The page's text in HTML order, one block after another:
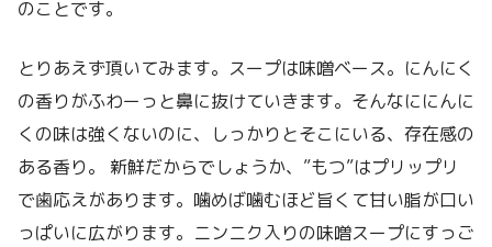
のことです。
とりあえず頂いてみます。スープは味噌ベース。にんにく
の香りがふわーっと鼻に抜けていきます。そんなににんに
くの味は強くないのに、しっかりとそこにいる、存在感の
ある香り。 新鮮だからでしょうか、”もつ”はプリップリ
で歯応えがあります。噛めば噛むほど旨くて甘い脂が口い
っぱいに広がります。ニンニク入りの味噌スープにすっご